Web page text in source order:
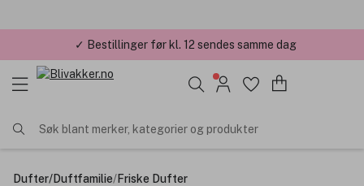
✓ Bestillinger før kl. 12 sendes samme dag
Søk blant merker, kategorier og produkter
Dufter/Duftfamilie/Friske Dufter